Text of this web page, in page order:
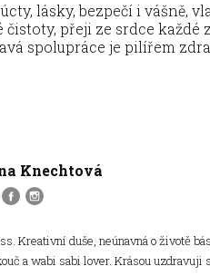
lásky, bezpečí i vášně,
čistoty, přeji ze srdce
spolupráce je pilířem
Knechtová
Kreativní duše, neúnavná o životě
a wabi sabi lover. Krásou uzdravuji